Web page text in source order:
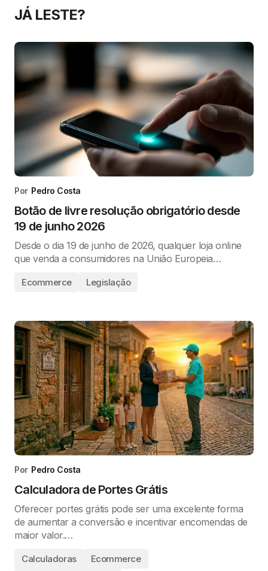
JÁ LESTE?
Por Pedro Costa
Botão de livre resolução obrigatório desde
19 de junho 2026
Desde o dia 19 de junho de 2026, qualquer loja online
que venda a consumidores na União Europeia…
Ecommerce Legislação
Por Pedro Costa
Calculadora de Portes Grátis
Oferecer portes grátis pode ser uma excelente forma
de aumentar a conversão e incentivar encomendas de
maior valor.…
Calculadoras
Ecommerce